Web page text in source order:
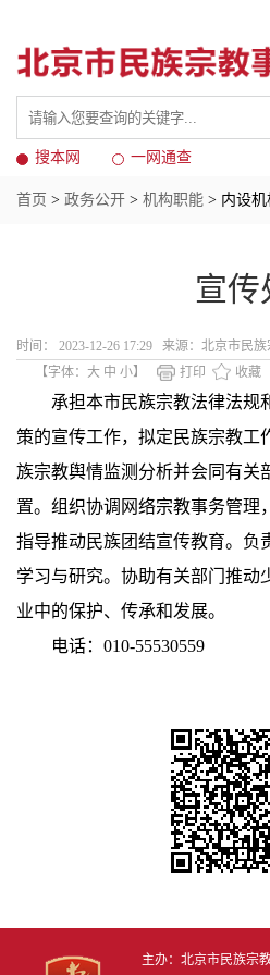
搜本网 一网通查
首页 > 政务公开 > 机构职能 > 内设机
宣传
时间： 2023-12-26 17:29 来源：北京市民
【字体： 大 中 小】 打印 收藏
承担本市民族宗教法律法规
策的宣传工作，拟定民族宗教工
族宗教舆情监测分析并会同有关
置。组织协调网络宗教事务管理
指导推动民族团结宣传教育。负
学习与研究。协助有关部门推动
业中的保护、传承和发展。
电话：010-55530559
主办：北京市民族宗